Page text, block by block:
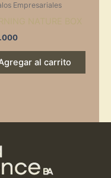
Empresariales
al carrito